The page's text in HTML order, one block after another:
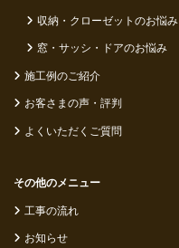
収納・クローゼットのお悩み
窓・サッシ・ドアのお悩み
施工例のご紹介
お客さまの声・評判
よくいただくご質問
その他のメニュー
工事の流れ
お知らせ